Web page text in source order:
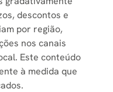
descontos e
por região,
nos canais
Este conteúdo
à medida que